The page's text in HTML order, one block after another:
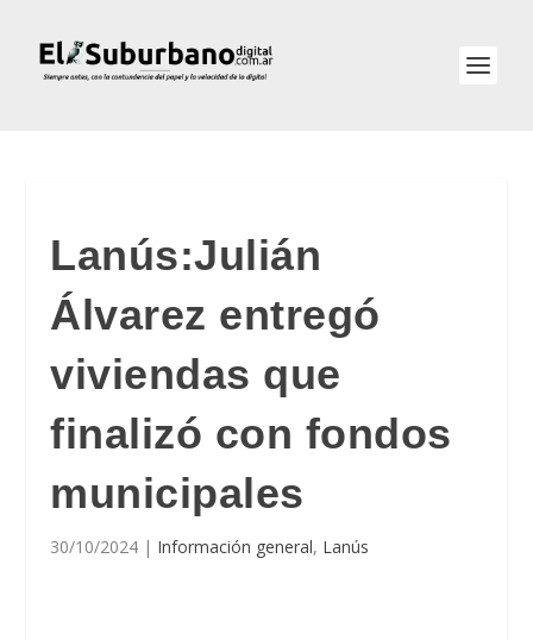
Lanús:Julián
Álvarez entregó
viviendas que
finalizó con fondos
municipales
30/10/2024 | Información general, Lanús